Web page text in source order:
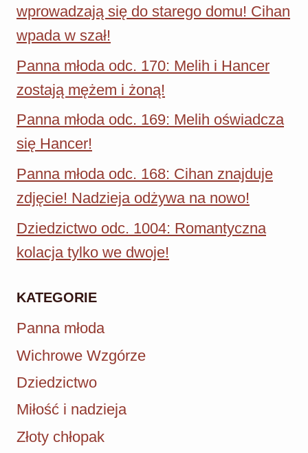
wprowadzają się do starego domu! Cihan
wpada w szał!
Panna młoda odc. 170: Melih i Hancer
zostają mężem i żoną!
Panna młoda odc. 169: Melih oświadcza
się Hancer!
Panna młoda odc. 168: Cihan znajduje
zdjęcie! Nadzieja odżywa na nowo!
Dziedzictwo odc. 1004: Romantyczna
kolacja tylko we dwoje!
KATEGORIE
Panna młoda
Wichrowe Wzgórze
Dziedzictwo
Miłość i nadzieja
Złoty chłopak